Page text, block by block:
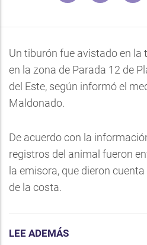
Un tiburón fue avistado en la
en la zona de Parada 12 de
del Este, según informó el
Maldonado.
De acuerdo con la
registros del animal fueron
la emisora, que dieron
de la costa.
LEE ADEMÁS